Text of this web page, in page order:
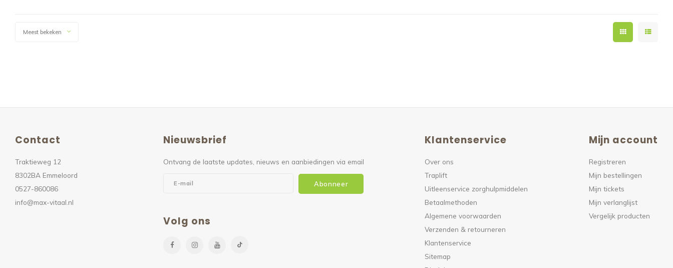
Meest bekeken
Contact
Traktieweg 12
8302BA Emmeloord
0527-860086
info@max-vitaal.nl
Nieuwsbrief
Ontvang de laatste updates, nieuws en aanbiedingen via email
Abonneer
Volg ons
Klantenservice
Over ons
Traplift
Uitleenservice zorghulpmiddelen
Betaalmethoden
Algemene voorwaarden
Verzenden & retourneren
Klantenservice
Sitemap
Mijn account
Registreren
Mijn bestellingen
Mijn tickets
Mijn verlanglijst
Vergelijk producten